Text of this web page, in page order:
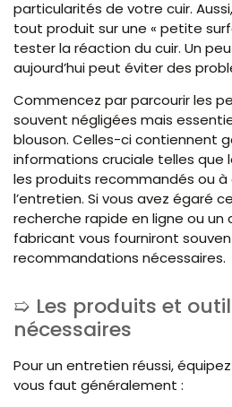
particularités de votre cuir.
tout produit sur une « petite
tester la réaction du cuir. Un
aujourd’hui peut éviter des
Commencez par parcourir les
souvent négligées mais
blouson. Celles-ci contiennent
informations cruciale telles que
les produits recommandés ou à
l’entretien. Si vous avez égaré
recherche rapide en ligne ou
fabricant vous fourniront
recommandations nécessaires.
Les produits et
nécessaires
Pour un entretien réussi,
vous faut généralement :